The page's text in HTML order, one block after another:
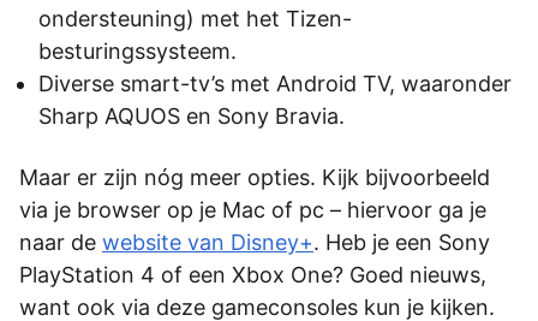
ondersteuning) met het Tizen-
besturingssysteem.
Diverse smart-tv’s met Android TV, waaronder
Sharp AQUOS en Sony Bravia.
Maar er zijn nóg meer opties. Kijk bijvoorbeeld
via je browser op je Mac of pc – hiervoor ga je
naar de website van Disney+. Heb je een Sony
PlayStation 4 of een Xbox One? Goed nieuws,
want ook via deze gameconsoles kun je kijken.